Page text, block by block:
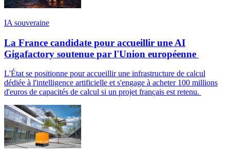
IA souveraine
La France candidate pour accueillir une AI
Gigafactory soutenue par l'Union européenne
L'État se positionne pour accueillir une infrastructure de calcul
dédiée à l'intelligence artificielle et s'engage à acheter 100 millions
d'euros de capacités de calcul si un projet français est retenu.